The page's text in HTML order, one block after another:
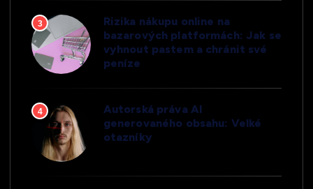
3
Rizika nákupu online na
bazarových platformách: Jak se
vyhnout pastem a chránit své
peníze
4
Autorská práva AI
generovaného obsahu: Velké
otazníky